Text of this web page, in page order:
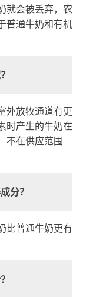
就会被丢弃，农
普通牛奶和有机
外放牧通道有更
时产生的牛奶在
不在供应范围
分？
比普通牛奶更有